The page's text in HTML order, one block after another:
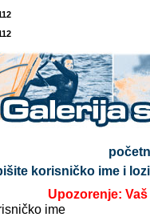
korisničko ime i
Upozorenje:
ime